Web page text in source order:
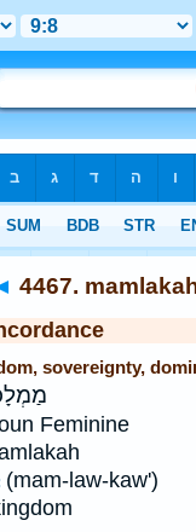
4467.
sovereignty,
Feminine
(mam-law-kaw')